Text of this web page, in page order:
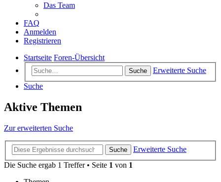
Das Team
FAQ
Anmelden
Registrieren
Startseite Foren-Übersicht
Suche
Erweiterte Suche
Suche
Aktive Themen
Zur erweiterten Suche
Suche
Erweiterte Suche
Die Suche ergab 1 Treffer • Seite 1 von 1